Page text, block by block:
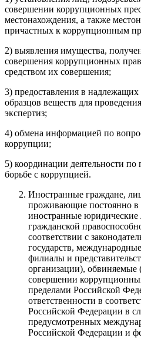
совершении коррупционных
местонахождения, а также
причастных к коррупционным
2) выявления имущества,
совершения коррупционных
средством их совершения;
3) предоставления в
образцов веществ для
экспертиз;
4) обмена информацией по
коррупции;
5) координации деятельности
борьбе с коррупцией.
Иностранные граждане,
проживающие постоянно в
иностранные
гражданской
соответствии с
государств,
филиалы и
организации), обвиняемые
совершении
пределами Российской
ответственности в
Российской Федерации в
предусмотренных
Российской Федерации и